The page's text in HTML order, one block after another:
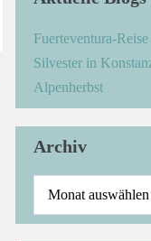
Fuerteventura-Reise
Silvester in
Alpenherbst
Archiv